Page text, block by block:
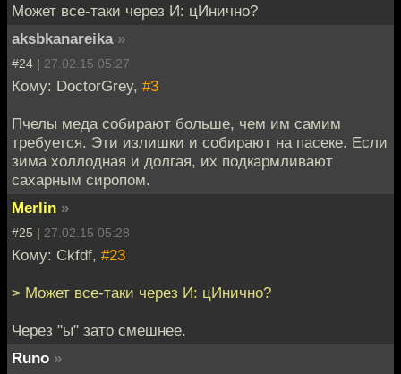
Может все-таки через И: цИнично?
aksbkanareika »
#24 | 27.02.15 05:27
Кому: DoctorGrey, #3
Пчелы меда собирают больше, чем им самим
требуется. Эти излишки и собирают на пасеке. Если
зима холлодная и долгая, их подкармливают
сахарным сиропом.
Merlin »
#25 | 27.02.15 05:28
Кому: Ckfdf, #23
> Может все-таки через И: цИнично?
Через "ы" зато смешнее.
Runo »